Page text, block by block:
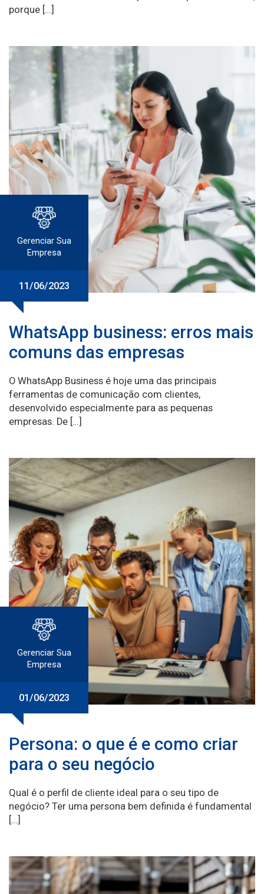
porque […]
Gerenciar Sua
Empresa
11/06/2023
WhatsApp business: erros mais
comuns das empresas
O WhatsApp Business é hoje uma das principais
ferramentas de comunicação com clientes,
desenvolvido especialmente para as pequenas
empresas. De […]
Gerenciar Sua
Empresa
01/06/2023
Persona: o que é e como criar
para o seu negócio
Qual é o perfil de cliente ideal para o seu tipo de
negócio? Ter uma persona bem definida é fundamental
[…]